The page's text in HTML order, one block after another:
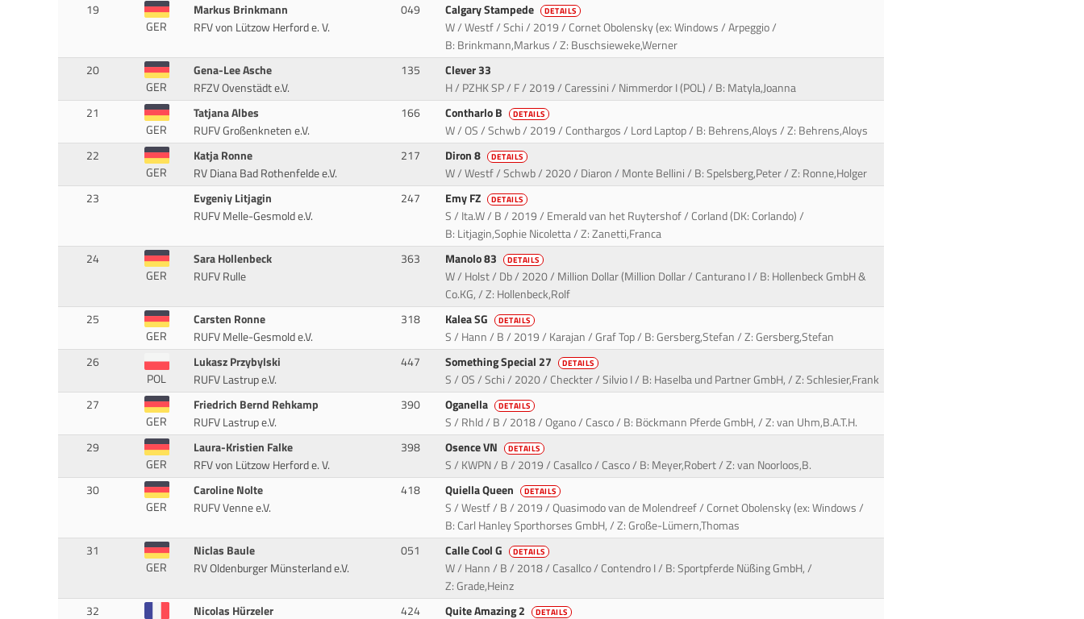
19
GER
Markus Brinkmann
RFV von Lützow Herford e. V.
049 Calgary Stampede DETAILS
W / Westf / Schi / 2019 / Cornet Obolensky (ex: Windows / Arpeggio /
B: Brinkmann,Markus / Z: Buschsieweke,Werner
20
GER
Gena-Lee Asche
RFZV Ovenstädt e.V.
135
Clever 33
H / PZHK SP / F / 2019 / Caressini / Nimmerdor I (POL) / B: Matyla,Joanna
21
GER
Tatjana Albes
RUFV Großenkneten e.V.
166 Contharlo B DETAILS
W / OS / Schwb / 2019 / Conthargos / Lord Laptop / B: Behrens,Aloys / Z: Behrens,Aloys
22
GER
Katja Ronne
RV Diana Bad Rothenfelde e.V.
217 Diron 8 DETAILS
W / Westf / Schwb / 2020 / Diaron / Monte Bellini / B: Spelsberg,Peter / Z: Ronne,Holger
23
Evgeniy Litjagin
RUFV Melle-Gesmold e.V.
247 Emy FZ DETAILS
S / Ita.W / B / 2019 / Emerald van het Ruytershof / Corland (DK: Corlando) /
B: Litjagin,Sophie Nicoletta / Z: Zanetti,Franca
24
GER
Sara Hollenbeck
RUFV Rulle
363 Manolo 83 DETAILS
W / Holst / Db / 2020 / Million Dollar (Million Dollar / Canturano I / B: Hollenbeck GmbH &
Co.KG, / Z: Hollenbeck,Rolf
25
GER
Carsten Ronne
RUFV Melle-Gesmold e.V.
318 Kalea SG DETAILS
S / Hann / B / 2019 / Karajan / Graf Top / B: Gersberg,Stefan / Z: Gersberg,Stefan
26
POL
Lukasz Przybylski
RUFV Lastrup e.V.
447 Something Special 27 DETAILS
S / OS / Schi / 2020 / Checkter / Silvio I / B: Haselba und Partner GmbH, / Z: Schlesier,Frank
27
GER
Friedrich Bernd Rehkamp
RUFV Lastrup e.V.
390 Oganella DETAILS
S / Rhld / B / 2018 / Ogano / Casco / B: Böckmann Pferde GmbH, / Z: van Uhm,B.A.T.H.
29
GER
Laura-Kristien Falke
RFV von Lützow Herford e. V.
398 Osence VN DETAILS
S / KWPN / B / 2019 / Casallco / Casco / B: Meyer,Robert / Z: van Noorloos,B.
30
GER
Caroline Nolte
RUFV Venne e.V.
418 Quiella Queen DETAILS
S / Westf / B / 2019 / Quasimodo van de Molendreef / Cornet Obolensky (ex: Windows /
B: Carl Hanley Sporthorses GmbH, / Z: Große-Lümern,Thomas
31
GER
Niclas Baule
RV Oldenburger Münsterland e.V.
051 Calle Cool G DETAILS
W / Hann / B / 2018 / Casallco / Contendro I / B: Sportpferde Nüßing GmbH, /
Z: Grade,Heinz
32
Nicolas Hürzeler 424 Quite Amazing 2 DETAILS